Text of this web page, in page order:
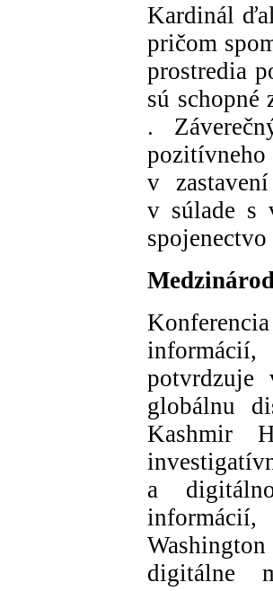
Kardinál
pričom
prostredia
sú schopné
.
pozitívneho
v
v súlade s
potvrdzuje
globálnu
Kashmir
a
digitálne